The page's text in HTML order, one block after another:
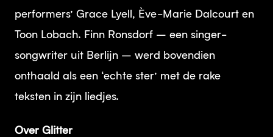
performers’ Grace Lyell, Ève-Marie Dalcourt en
Toon Lobach. Finn Ronsdorf – een singer-
songwriter uit Berlijn – werd bovendien
onthaald als een ‘echte ster’ met de rake
teksten in zijn liedjes.
Over Glitter